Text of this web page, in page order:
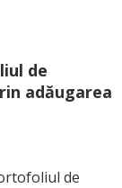
de
adăugarea
de